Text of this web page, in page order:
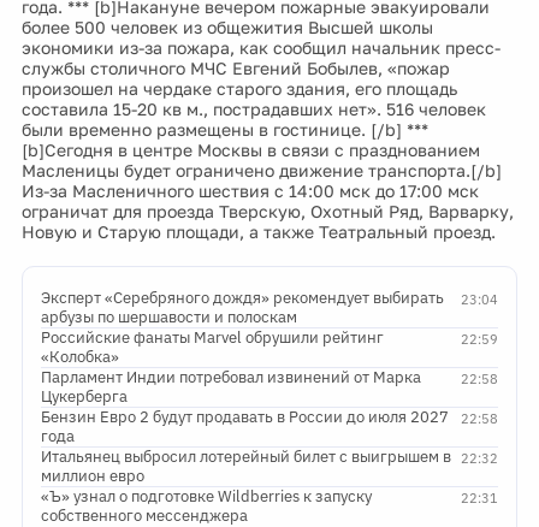
года. *** [b]Накануне вечером пожарные эвакуировали
более 500 человек из общежития Высшей школы
экономики из-за пожара, как сообщил начальник пресс-
службы столичного МЧС Евгений Бобылев, «пожар
произошел на чердаке старого здания, его площадь
составила 15-20 кв м., пострадавших нет». 516 человек
были временно размещены в гостинице. [/b] ***
[b]Сегодня в центре Москвы в связи с празднованием
Масленицы будет ограничено движение транспорта.[/b]
Из-за Масленичного шествия с 14:00 мск до 17:00 мск
ограничат для проезда Тверскую, Охотный Ряд, Варварку,
Новую и Старую площади, а также Театральный проезд.
23:04
Эксперт «Серебряного дождя» рекомендует выбирать
арбузы по шершавости и полоскам
22:59
Российские фанаты Marvel обрушили рейтинг
«Колобка»
22:58
Парламент Индии потребовал извинений от Марка
Цукерберга
22:58
Бензин Евро 2 будут продавать в России до июля 2027
года
22:32
Итальянец выбросил лотерейный билет с выигрышем в
миллион евро
22:31
«Ъ» узнал о подготовке Wildberries к запуску
собственного мессенджера